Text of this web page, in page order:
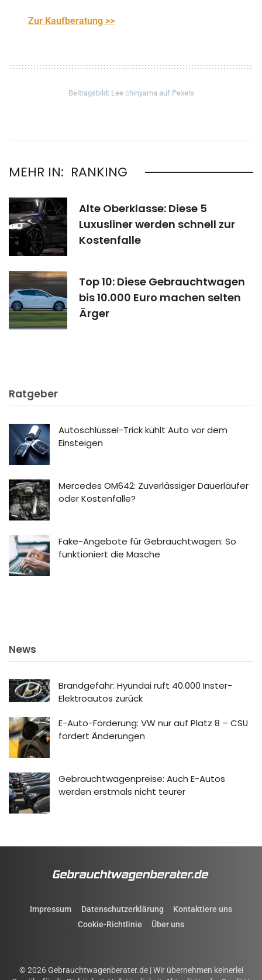
Zur Kaufberatung >>
Beitragsbild: Lee chinyama auf Pexels
MEHR IN: RANKING
Alte Oberklasse: Diese 5
Luxusliner werden schnell zur
Kostenfalle
Top 10: Diese Gebrauchtwagen
bis 10.000 Euro machen selten
Ärger
Ratgeber
Autoschlüssel-Trick kühlt Auto vor dem
Einsteigen
Mercedes OM642: Zuverlässiger Dauerläufer
oder Kostenfalle?
Fake-Angebote für Gebrauchtwagen: So
funktioniert die Masche
News
Brandgefahr: Hyundai ruft 40.000 Inster-
Elektroautos zurück
E-Auto-Förderung: VW nur auf Platz 8 – CSU
fordert Änderungen
Gebrauchtwagenpreise: Auch E-Autos
werden erstmals nicht teurer
Impressum Datenschutzerklärung
Kontaktiere uns
Cookie-Richtlinie
Über uns
© 2026 Gebrauchtwagenberater.de | Wir übernehmen keinerlei